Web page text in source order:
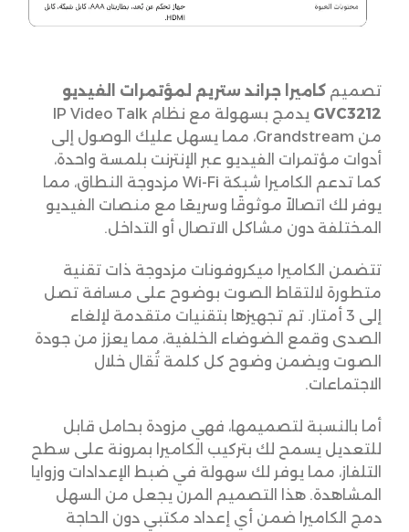
تصميم كاميرا جراند ستريم لمؤتمرات الفيديو
GVC3212
يدمج بسهولة مع نظام IP Video Talk
من Grandstream، مما يسهل عليك الوصول إلى
أدوات مؤتمرات الفيديو عبر الإنترنت بلمسة واحدة،
كما تدعم الكاميرا شبكة Wi-Fi مزدوجة النطاق، مما
يوفر لك اتصالاً موثوقًا وسريعًا مع منصات الفيديو
المختلفة دون مشاكل الاتصال أو التداخل.
تتضمن الكاميرا ميكروفونات مزدوجة ذات تقنية
متطورة لالتقاط الصوت بوضوح على مسافة تصل
إلى 3 أمتار. تم تجهيزها بتقنيات متقدمة لإلغاء
الصدى وقمع الضوضاء الخلفية، مما يعزز من جودة
الصوت ويضمن وضوح كل كلمة تُقال خلال
الاجتماعات.
أما بالنسبة لتصميمها، فهي مزودة بحامل قابل
للتعديل يسمح لك بتركيب الكاميرا بمرونة على سطح
التلفاز، مما يوفر لك سهولة في ضبط الإعدادات وزوايا
المشاهدة. هذا التصميم المرن يجعل من السهل
دمج الكاميرا ضمن أي إعداد مكتبي دون الحاجة